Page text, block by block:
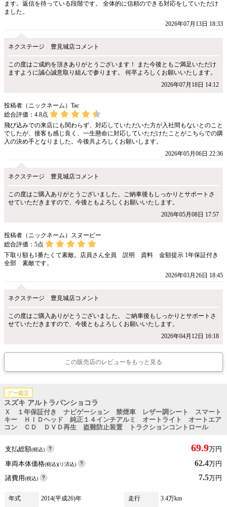
ます。返信を待っている段階です。 全体的に信頼のできる対応をしていただけ
ました。
2026年07月13日 18:33
ネクステージ 豊見城店コメント
この度はご成約を頂きありがとうございます！ また今後ともご満足いただけ
ますように誠心誠意取り組んで参ります。 何卒よろしくお願いいたします。
2026年07月18日 14:12
投稿者（ニックネーム）Tac
総合評価： 4.8点
飛び込みでの来店にも関わらず、対応していただいた方が入社間もないとのこと
でしたが、接客も感じ良く、一生懸命に対応していただけたことがこちらでの購
入の決め手となりました。今後共よろしくお願いします。
2026年05月06日 22:36
ネクステージ 豊見城店コメント
この度はご購入ありがとうございました。ご納車後もしっかりとサポートさ
せていただきますので、今後ともよろしくお願いいたします。
2026年05月08日 17:57
投稿者（ニックネーム）スヌーピー
総合評価： 5点
下取り額も1番たくて素敵。店員さん全員 説明 資料 金額提示 1年保証付き
全部 素敵です。
2026年03月26日 18:45
ネクステージ 豊見城店コメント
この度はご購入ありがとうございました。 ご納車後もしっかりとサポートさ
せていただきますので、今後ともよろしくお願いいたします。
2026年04月12日 16:18
この販売店のレビューをもっと見る
グー鑑定
スズキ アルトラパンショコラ
Ｘ １年保証付き ナビゲーション 禁煙車 レザー調シート スマート
キー ＨＩＤヘッド 純正１４インチアルミ オートライト オートエア
コン ＣＤ ＤＶＤ再生 盗難防止装置 トラクションコントロール
支払総額(税込) 69.9万円
車両本体価格(税込)(リ済込) 62.4万円
諸費用(税込) 7.5万円
年式 2014(平成26)年 走行
3.4万km